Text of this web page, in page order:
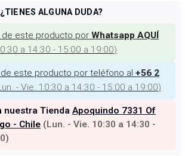
¿TIENES ALGUNA DUDA?
de este producto por Whatsapp AQUÍ
a 14:30 - 15:00 a 19:00)
este producto por teléfono al +56 2
- Vie. 10:30 a 14:30 - 15:00 a 19:00)
nuestra Tienda Apoquindo 7331 Of
- Chile (Lun. - Vie. 10:30 a 14:30 -
)